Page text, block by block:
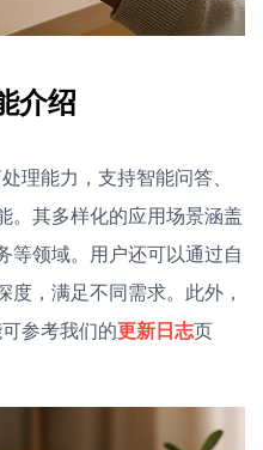
介绍
理能力，支持智能问答、
。其多样化的应用场景涵盖
等领域。用户还可以通过自
，满足不同需求。此外，
参考我们的更新日志页